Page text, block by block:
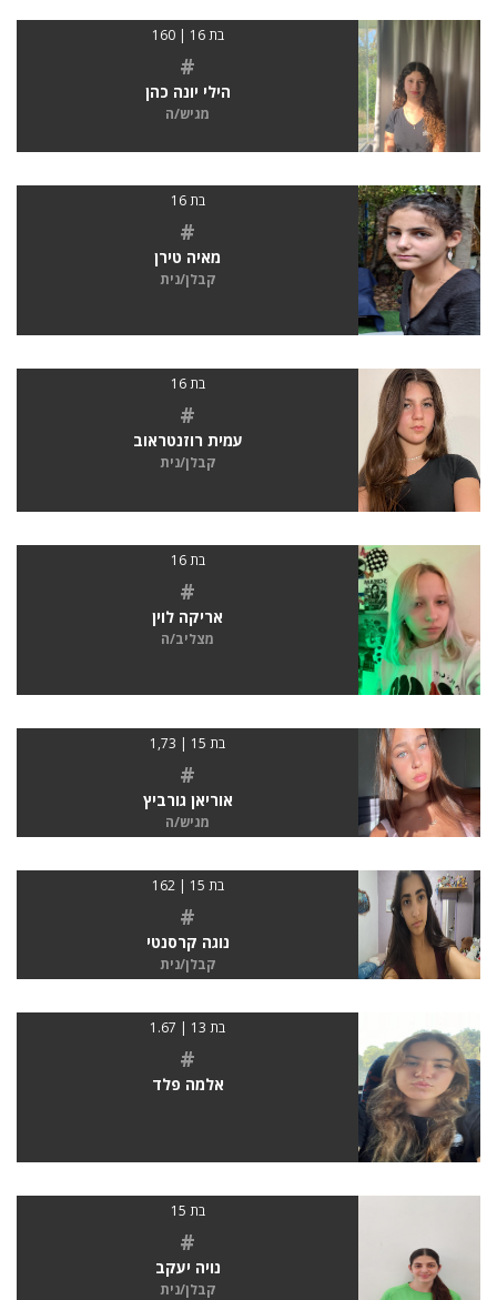
בת 16 | 160
#
הילי יונה כהן
מגיש/ה
בת 16
#
מאיה טירן
קבלן/נית
בת 16
#
עמית רוזנטראוב
קבלן/נית
בת 16
#
אריקה לוין
מצליב/ה
בת 15 | 1,73
#
אוריאן גורביץ
מגיש/ה
בת 15 | 162
#
נוגה קרסנטי
קבלן/נית
בת 13 | 1.67
#
אלמה פלד
בת 15
#
נויה יעקב
קבלן/נית